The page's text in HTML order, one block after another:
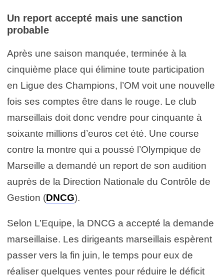
Un report accepté mais une sanction
probable
Après une saison manquée, terminée à la
cinquième place qui élimine toute participation
en Ligue des Champions, l’OM voit une nouvelle
fois ses comptes être dans le rouge. Le club
marseillais doit donc vendre pour cinquante à
soixante millions d’euros cet été. Une course
contre la montre qui a poussé l’Olympique de
Marseille a demandé un report de son audition
auprès de la Direction Nationale du Contrôle de
Gestion (DNCG).
Selon L’Equipe, la DNCG a accepté la demande
marseillaise. Les dirigeants marseillais espèrent
passer vers la fin juin, le temps pour eux de
réaliser quelques ventes pour réduire le déficit